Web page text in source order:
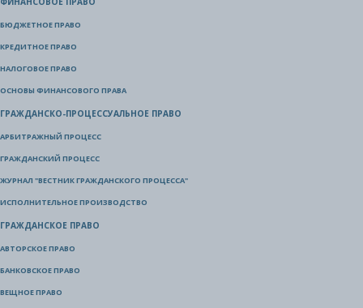
БЮДЖЕТНОЕ ПРАВО
КРЕДИТНОЕ ПРАВО
НАЛОГОВОЕ ПРАВО
ОСНОВЫ ФИНАНСОВОГО ПРАВА
ГРАЖДАНСКО-ПРОЦЕССУАЛЬНОЕ ПРАВО
АРБИТРАЖНЫЙ ПРОЦЕСС
ГРАЖДАНСКИЙ ПРОЦЕСС
ЖУРНАЛ "ВЕСТНИК ГРАЖДАНСКОГО ПРОЦЕССА"
ИСПОЛНИТЕЛЬНОЕ ПРОИЗВОДСТВО
ГРАЖДАНСКОЕ ПРАВО
АВТОРСКОЕ ПРАВО
БАНКОВСКОЕ ПРАВО
ВЕЩНОЕ ПРАВО